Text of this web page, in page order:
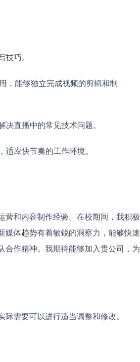
写技巧。
，能够独立完成视频的剪辑和制
解决直播中的常见技术问题。
，适应快节奏的工作环境。
和内容制作经验。在校期间，我积极
体趋势有着敏锐的洞察力，能够快速
作精神。我期待能够加入贵公司，为
需要可以进行适当调整和修改。